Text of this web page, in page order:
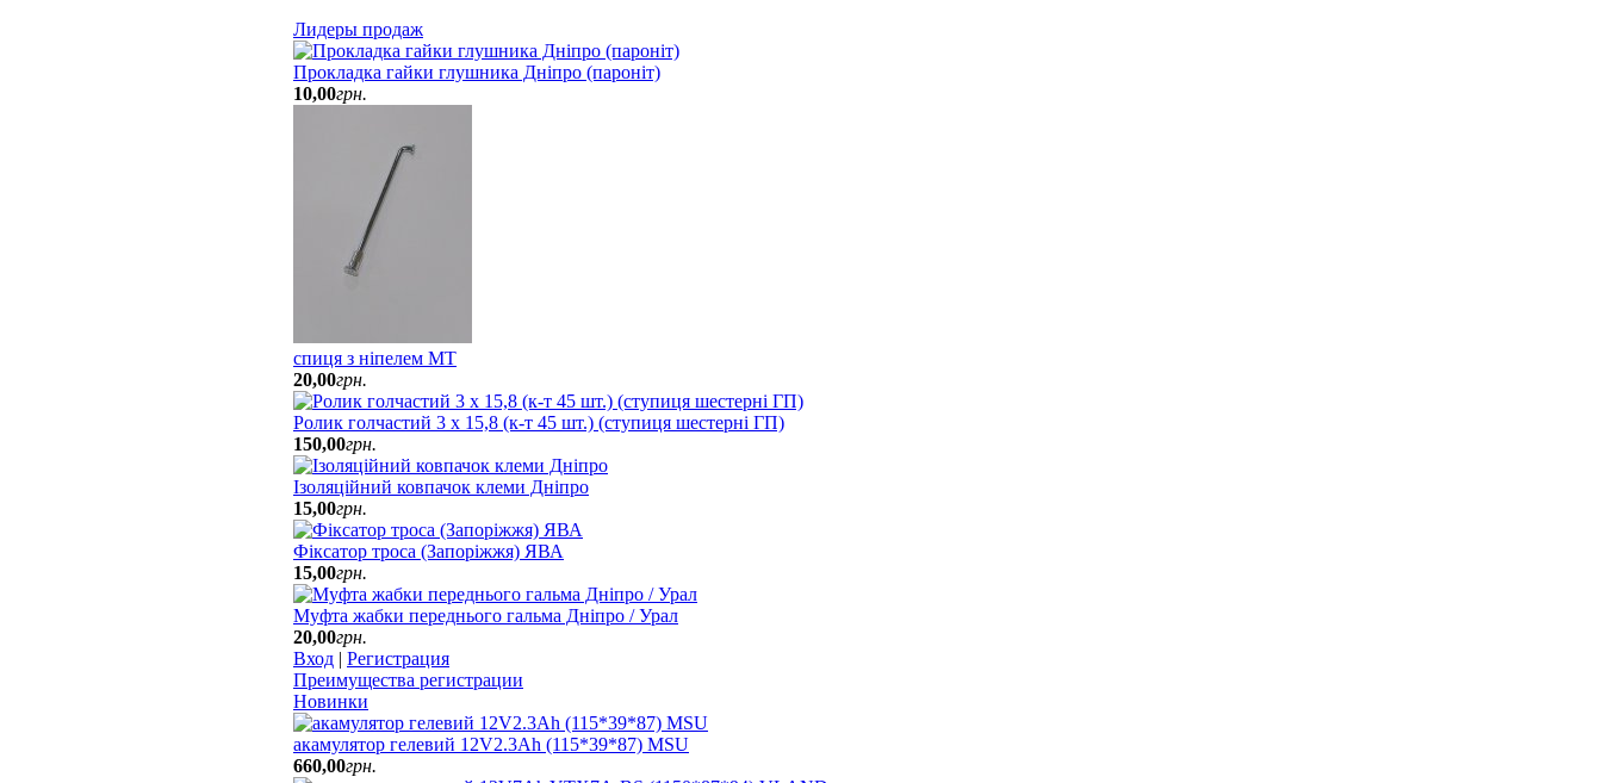
Лидеры продаж
Прокладка гайки глушника Дніпро (пароніт)
10,00грн.
спиця з ніпелем МТ
20,00грн.
Ролик голчастий 3 х 15,8 (к-т 45 шт.) (ступиця шестерні ГП)
150,00грн.
Ізоляційний ковпачок клеми Дніпро
15,00грн.
Фіксатор троса (Запоріжжя) ЯВА
15,00грн.
Муфта жабки переднього гальма Дніпро / Урал
20,00грн.
Вход | Регистрация
Преимущества регистрации
Новинки
акамулятор гелевий 12V2.3Ah (115*39*87) MSU
660,00грн.